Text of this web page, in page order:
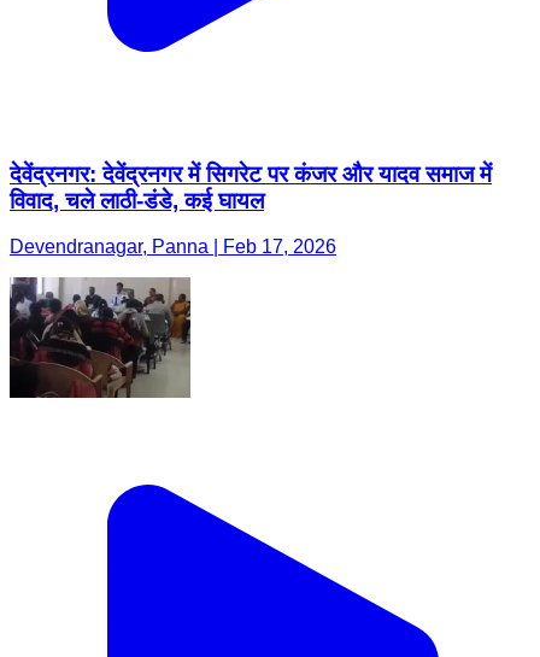
देवेंद्रनगर: देवेंद्रनगर में सिगरेट पर कंजर और यादव समाज में
विवाद, चले लाठी-डंडे, कई घायल
Devendranagar, Panna | Feb 17, 2026